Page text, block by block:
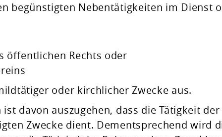
begünstigten Nebentätigkeiten im Dienst
öffentlichen Rechts oder
oder kirchlicher Zwecke aus.
davon auszugehen, dass die Tätigkeit der
Zwecke dient. Dementsprechend wird